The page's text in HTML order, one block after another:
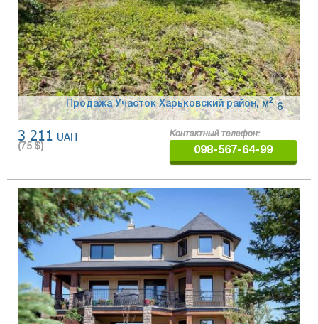
Продажа Участок Харьковский район, 6
м2
3 211 UAH
(75 $)
Контактный телефон:
098-567-64-99